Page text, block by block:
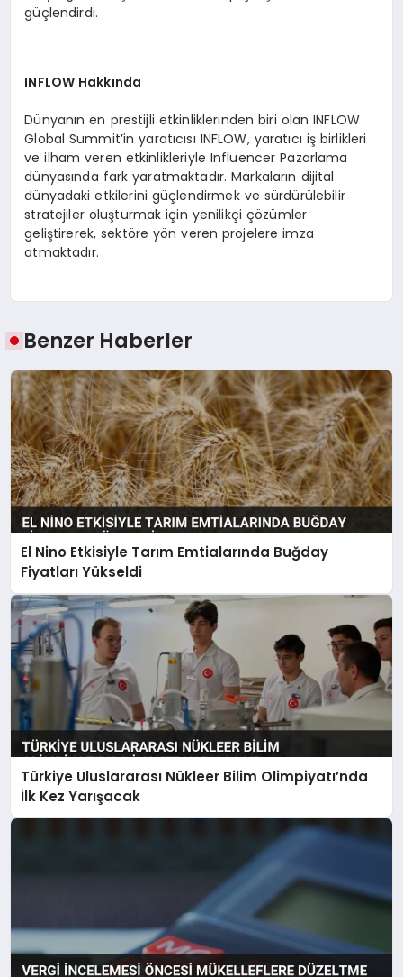
güçlendirdi.
INFLOW Hakkında
Dünyanın en prestijli etkinliklerinden biri olan INFLOW
Global Summit’in yaratıcısı INFLOW, yaratıcı iş birlikleri
ve ilham veren etkinlikleriyle Influencer Pazarlama
dünyasında fark yaratmaktadır. Markaların dijital
dünyadaki etkilerini güçlendirmek ve sürdürülebilir
stratejiler oluşturmak için yenilikçi çözümler
geliştirerek, sektöre yön veren projelere imza
atmaktadır.
Benzer Haberler
El Nino Etkisiyle Tarım Emtialarında Buğday
Fiyatları Yükseldi
Türkiye Uluslararası Nükleer Bilim Olimpiyatı’nda
İlk Kez Yarışacak